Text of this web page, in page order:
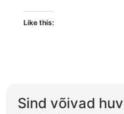
Like this:
Sind võivad